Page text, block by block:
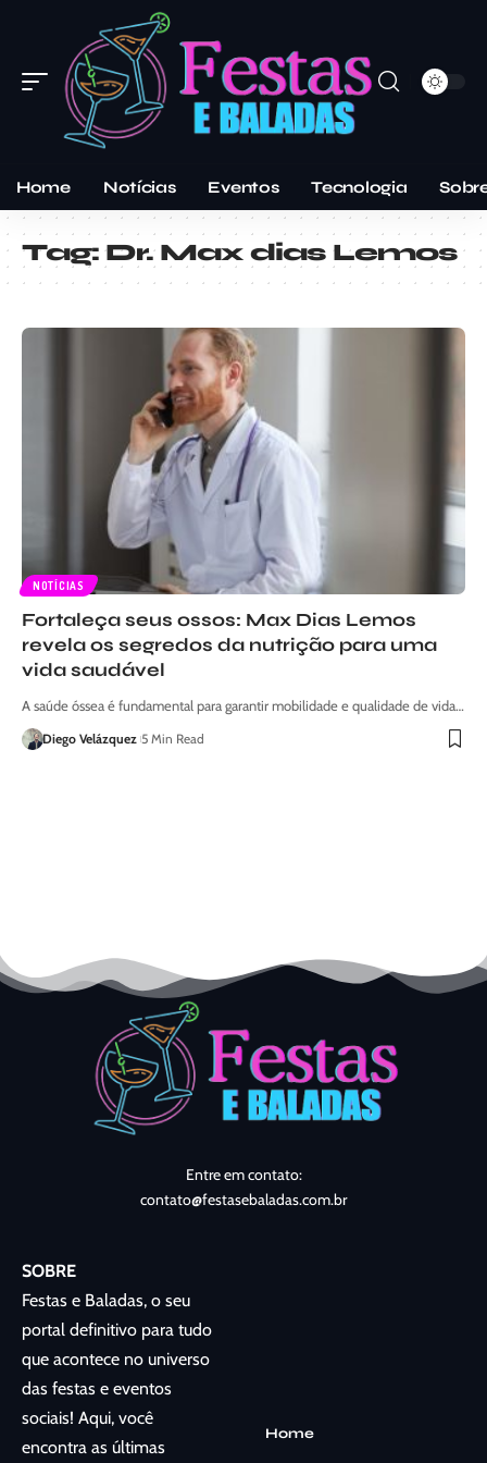
Home Notícias Eventos Tecnologia
Tag:Dr. Max dias Lemos
NOTÍCIAS
Fortaleça seus ossos: Max Dias Lemos
revela os segredos da nutrição para uma
vida saudável
A saúde óssea é fundamental para garantir mobilidade e qualidade de vida…
Diego Velázquez 5 Min Read
Entre em contato:
contato@festasebaladas.com.br
SOBRE
Festas e Baladas, o seu
portal definitivo para tudo
que acontece no universo
das festas e eventos
sociais! Aqui, você
encontra as últimas
Home